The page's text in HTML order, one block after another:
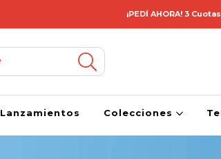
¡PEDÍ AHORA! 3
Lanzamientos Colecciones